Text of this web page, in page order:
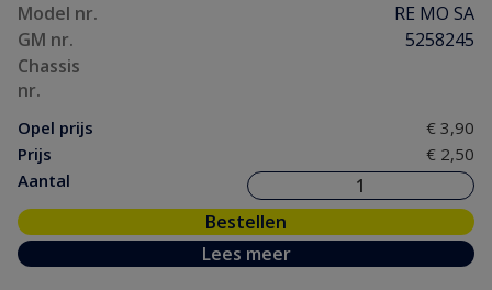
Model nr.
RE MO SA
GM nr.
5258245
Chassis
nr.
Opel prijs
€ 3,90
Prijs
€ 2,50
Aantal
Bestellen
Lees meer